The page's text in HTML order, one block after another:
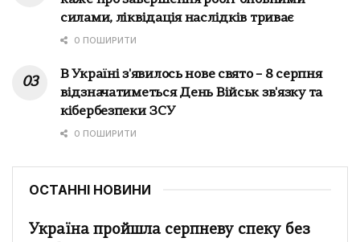
силами, ліквідація наслідків триває
0 ПОШИРИТИ
В Україні з'явилось нове свято – 8 серпня
відзначатиметься День Військ зв'язку та
кібербезпеки ЗСУ
0 ПОШИРИТИ
ОСТАННІ НОВИНИ
Україна пройшла серпневу спеку без